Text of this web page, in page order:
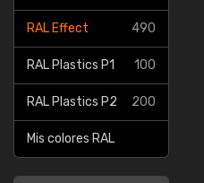
RAL Effect 490
RAL Plastics P1 100
RAL Plastics P2 200
Mis colores RAL